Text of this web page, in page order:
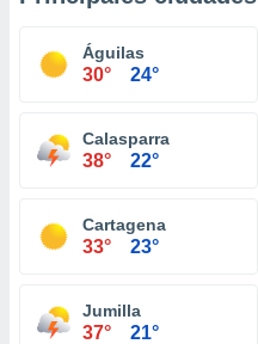
Águilas
30° 24°
Calasparra
38° 22°
Cartagena
33° 23°
Jumilla
37° 21°